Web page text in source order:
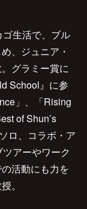
生活で、ブル
、ジュニア・
グラミー賞に
School』に参
」、「Rising
of Shun’s
ロ、コラボ・ア
アーやワーク
活動にも力を
。